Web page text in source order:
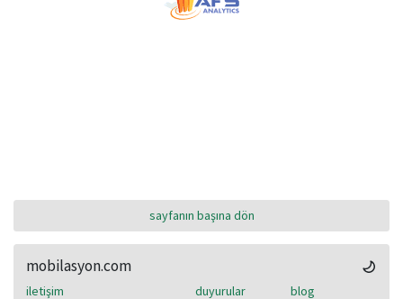
sayfanın başına dön
mobilasyon.com
iletişim duyurular blog